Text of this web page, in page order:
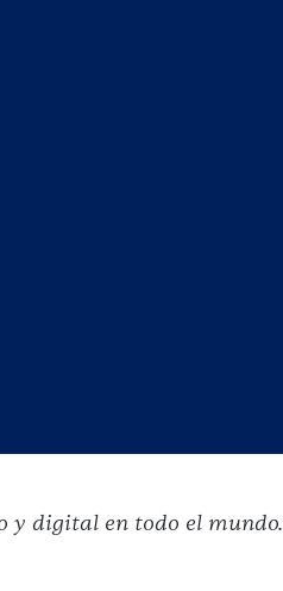
y digital en todo el mundo.